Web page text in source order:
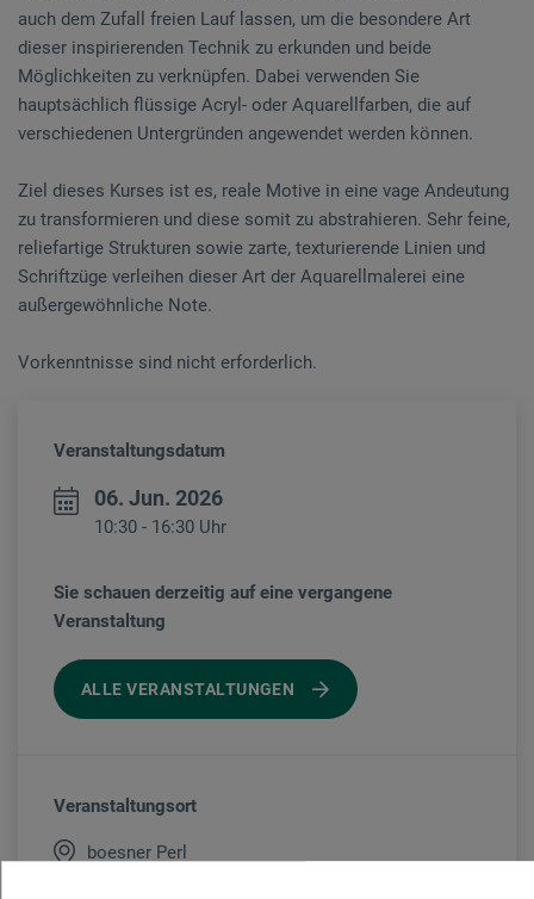
auch dem Zufall freien Lauf lassen, um die besondere Art
dieser inspirierenden Technik zu erkunden und beide
Möglichkeiten zu verknüpfen. Dabei verwenden Sie
hauptsächlich flüssige Acryl- oder Aquarellfarben, die auf
verschiedenen Untergründen angewendet werden können.
Ziel dieses Kurses ist es, reale Motive in eine vage Andeutung
zu transformieren und diese somit zu abstrahieren. Sehr feine,
reliefartige Strukturen sowie zarte, texturierende Linien und
Schriftzüge verleihen dieser Art der Aquarellmalerei eine
außergewöhnliche Note.
Vorkenntnisse sind nicht erforderlich.
Veranstaltungsdatum
06. Jun. 2026
10:30 - 16:30 Uhr
Sie schauen derzeitig auf eine vergangene
Veranstaltung
ALLE VERANSTALTUNGEN
Veranstaltungsort
boesner Perl